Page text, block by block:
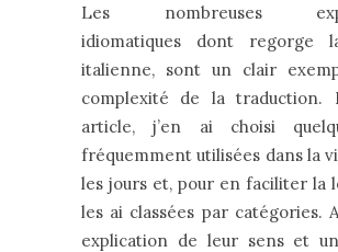
Les nombreuses
idiomatiques dont regorge
italienne, sont un clair
complexité de la traduction.
article, j’en ai choisi
fréquemment utilisées dans la
les jours et, pour en faciliter la
les ai classées par catégories.
explication de leur sens et